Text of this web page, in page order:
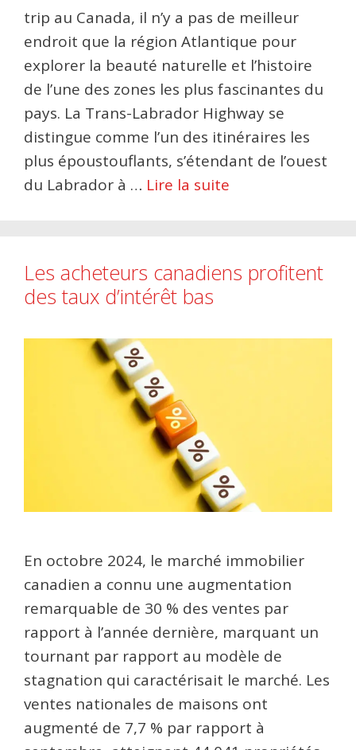
trip au Canada, il n’y a pas de meilleur
endroit que la région Atlantique pour
explorer la beauté naturelle et l’histoire
de l’une des zones les plus fascinantes du
pays. La Trans-Labrador Highway se
distingue comme l’un des itinéraires les
plus époustouflants, s’étendant de l’ouest
du Labrador à … Lire la suite
Les acheteurs canadiens profitent
des taux d’intérêt bas
En octobre 2024, le marché immobilier
canadien a connu une augmentation
remarquable de 30 % des ventes par
rapport à l’année dernière, marquant un
tournant par rapport au modèle de
stagnation qui caractérisait le marché. Les
ventes nationales de maisons ont
augmenté de 7,7 % par rapport à